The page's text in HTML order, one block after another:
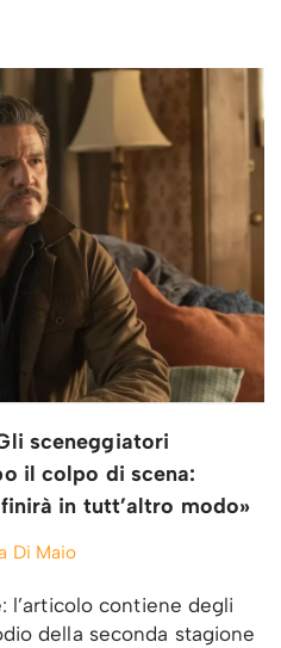
sceneggiatori
il colpo di scena:
in tutt’altro modo»
Di Maio
l’articolo contiene degli
della seconda stagione